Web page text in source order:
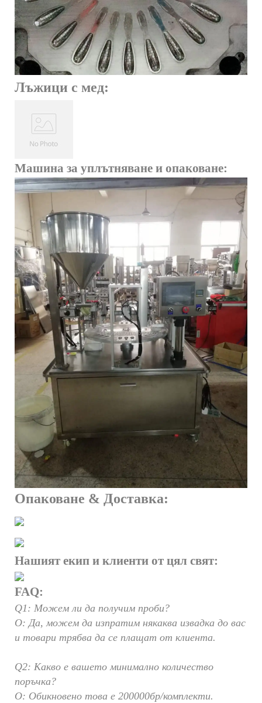
Лъжици с мед:
Машина за уплътняване и опаковане:
Опаковане & Доставка:
Нашият екип и клиенти от цял ​​свят:
FAQ:
Q1: Можем ли да получим проби?
О: Да, можем да изпратим някаква извадка до вас
и товари трябва да се плащат от клиента.
Q2: Какво е вашето минимално количество
поръчка?
О: Обикновено това е 200000бр/комплекти.